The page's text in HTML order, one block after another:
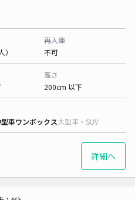
再入庫
不可
高さ
200cm 以下
車ワンボックス大型車・SUV
詳細へ